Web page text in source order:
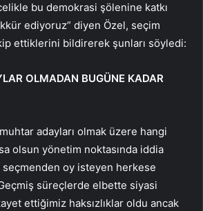
bu demokrasi şölenine katkı
ediyoruz” diyen Özel, seçim
ettiklerini bildirerek şunları söyledi:
OLMADAN BUGÜNE KADAR
adayları olmak üzere hangi
olsun yönetim noktasında iddia
seçmenden oy isteyen herkese
süreçlerde elbette siyasi
ettiğimiz haksızlıklar oldu ancak